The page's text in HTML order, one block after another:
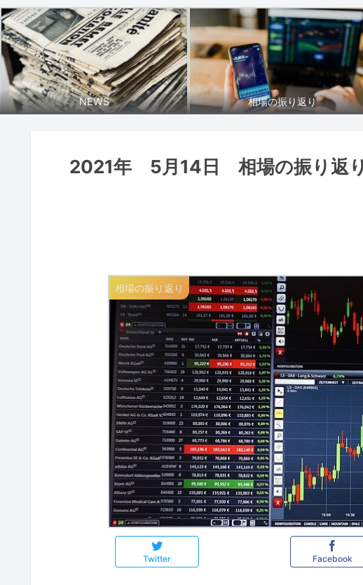
NEWS 相場の振り返り
2021年 5月14日 相場の振り返り
相場の振り返り
Twitter Facebook